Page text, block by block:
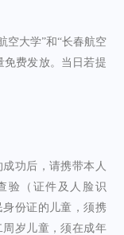
空大学”和“长春航空
免费发放。当日若提
功后，请携带本人
验（证件及人脸识
份证的儿童，须携
岁儿童，须在成年